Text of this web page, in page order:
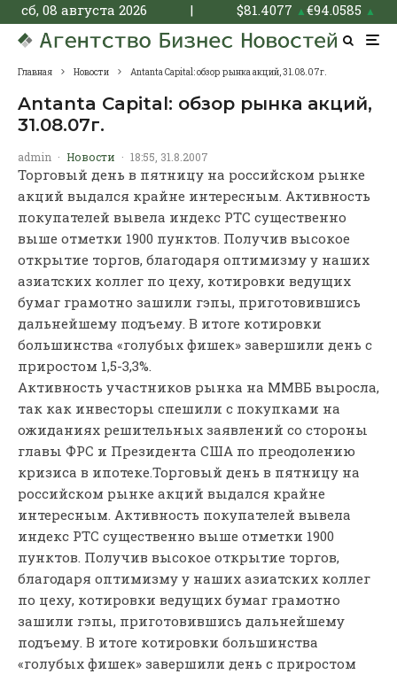
сб, 08 августа 2026 | $81.4077 ▲€94.0585 ▲
Главная Новости Antanta Capital: обзор рынка акций, 31.08.07г.
Antanta Capital: обзор рынка акций,
31.08.07г.
admin · Новости · 18:55, 31.8.2007
Торговый день в пятницу на российском рынке
акций выдался крайне интересным. Активность
покупателей вывела индекс РТС существенно
выше отметки 1900 пунктов. Получив высокое
открытие торгов, благодаря оптимизму у наших
азиатских коллег по цеху, котировки ведущих
бумаг грамотно зашили гэпы, приготовившись
дальнейшему подъему. В итоге котировки
большинства «голубых фишек» завершили день с
приростом 1,5-3,3%.
Активность участников рынка на ММВБ выросла,
так как инвесторы спешили с покупками на
ожиданиях решительных заявлений со стороны
главы ФРС и Президента США по преодолению
кризиса в ипотеке. Торговый день в пятницу на
российском рынке акций выдался крайне
интересным. Активность покупателей вывела
индекс РТС существенно выше отметки 1900
пунктов. Получив высокое открытие торгов,
благодаря оптимизму у наших азиатских коллег
по цеху, котировки ведущих бумаг грамотно
зашили гэпы, приготовившись дальнейшему
подъему. В итоге котировки большинства
«голубых фишек» завершили день с приростом